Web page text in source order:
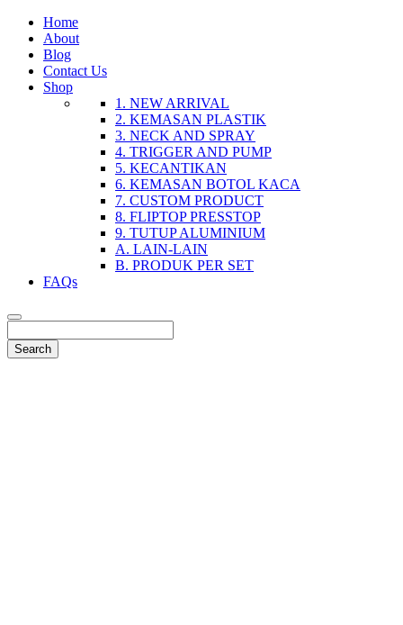
Home
About
Blog
Contact Us
Shop
1. NEW ARRIVAL
2. KEMASAN PLASTIK
3. NECK AND SPRAY
4. TRIGGER AND PUMP
5. KECANTIKAN
6. KEMASAN BOTOL KACA
7. CUSTOM PRODUCT
8. FLIPTOP PRESSTOP
9. TUTUP ALUMINIUM
A. LAIN-LAIN
B. PRODUK PER SET
FAQs